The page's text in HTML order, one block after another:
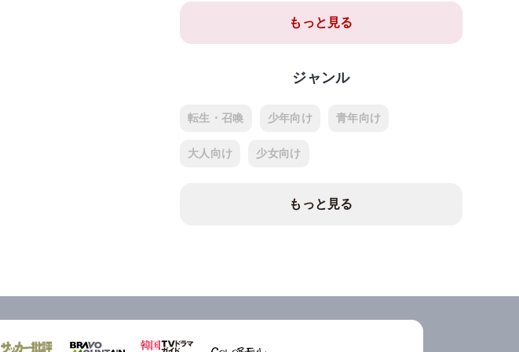
もっと見る
ジャンル
転生・召喚 少年向け 青年向け
大人向け 少女向け
もっと見る